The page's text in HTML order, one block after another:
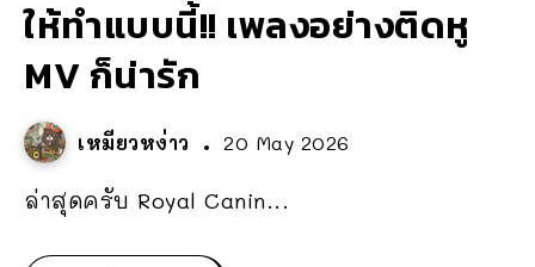
ให้ทำแบบนี้!! เพลงอย่างติดหู
MV ก็น่ารัก
เหมียวหง่าว 20 May 2026
ล่าสุดครับ Royal Canin...